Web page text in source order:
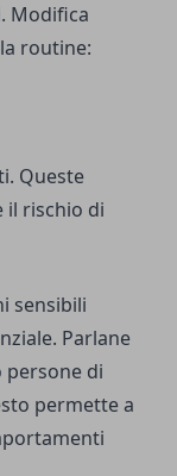
Modifica
routine:
Queste
il rischio di
sensibili
Parlane
persone di
permette a